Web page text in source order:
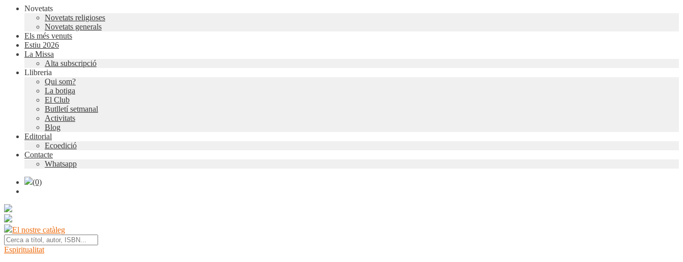
Novetats
Novetats religioses
Novetats generals
Els més venuts
Estiu 2026
La Missa
Alta subscripció
Llibreria
Qui som?
La botiga
El Club
Butlletí setmanal
Activitats
Blog
Editorial
Ecoedició
Contacte
Whatsapp
(0)
El nostre catàleg
Espiritualitat